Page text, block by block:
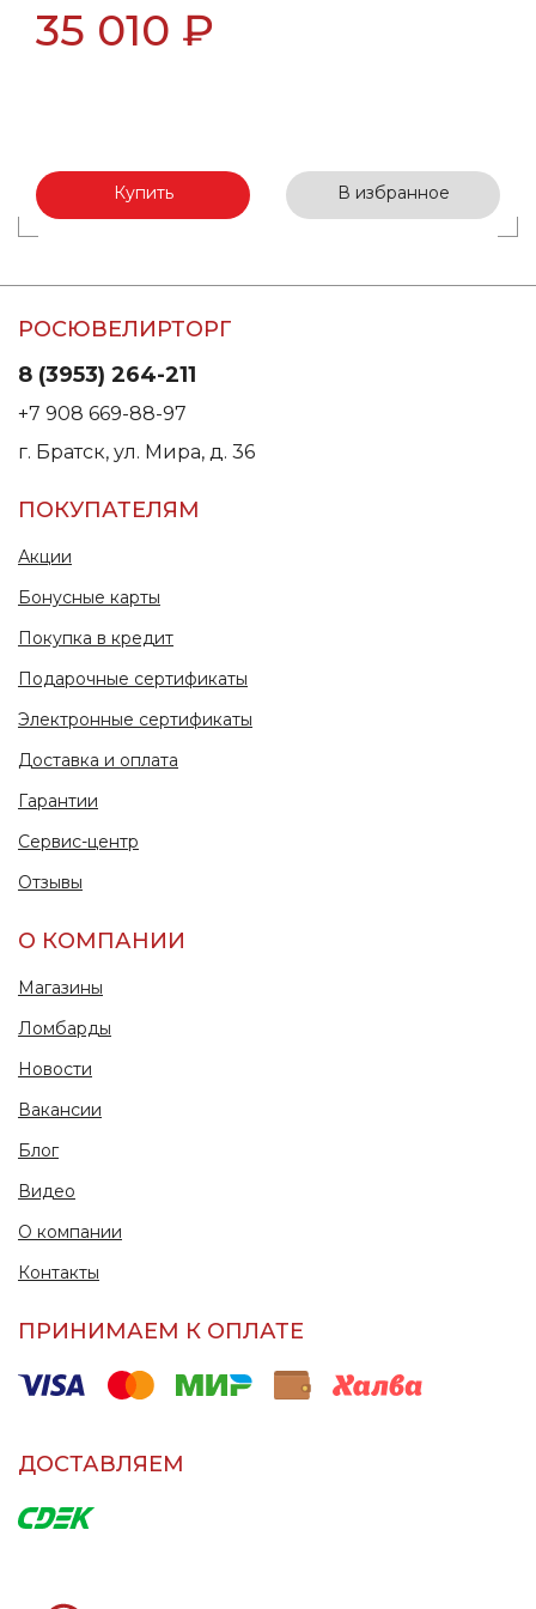
35 010 ₽
Купить В избранное
РОСЮВЕЛИРТОРГ
8 (3953) 264-211
+7 908 669-88-97
г. Братск, ул. Мира, д. 36
ПОКУПАТЕЛЯМ
Акции
Бонусные карты
Покупка в кредит
Подарочные сертификаты
Электронные сертификаты
Доставка и оплата
Гарантии
Сервис-центр
Отзывы
О КОМПАНИИ
Магазины
Ломбарды
Новости
Вакансии
Блог
Видео
О компании
Контакты
ПРИНИМАЕМ К ОПЛАТЕ
ДОСТАВЛЯЕМ